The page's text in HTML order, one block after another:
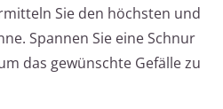
Sie den höchsten und
Spannen Sie eine Schnur
das gewünschte Gefälle zu